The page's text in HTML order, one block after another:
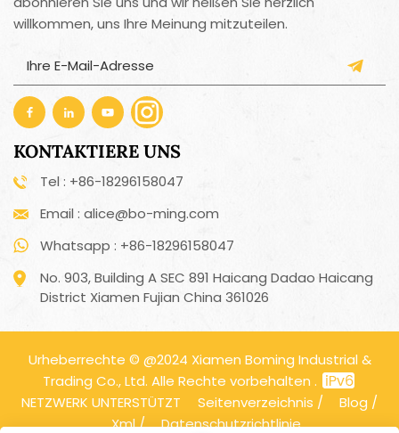
willkommen, uns Ihre Meinung mitzuteilen.
KONTAKTIERE UNS
Tel : +86-18296158047
Email : alice@bo-ming.com
Whatsapp : +86-18296158047
No. 903, Building A SEC 891 Haicang Dadao Haicang
District Xiamen Fujian China 361026
Urheberrechte © @2024 Xiamen Boming Industrial &
Trading Co., Ltd. Alle Rechte vorbehalten .
NETZWERK UNTERSTÜTZT
Seitenverzeichnis / Blog /
Xml/ Datenschutzrichtlinie